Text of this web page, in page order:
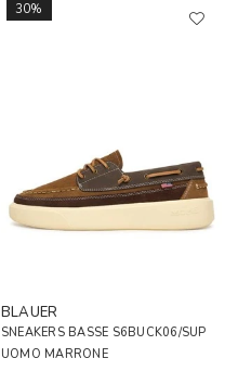
30%
BLAUER
SNEAKERS BASSE S6BUCK06/SUP
UOMO MARRONE